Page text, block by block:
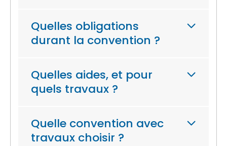
Quelles obligations
durant la convention ?
Quelles aides, et pour
quels travaux ?
Quelle convention avec
travaux choisir ?